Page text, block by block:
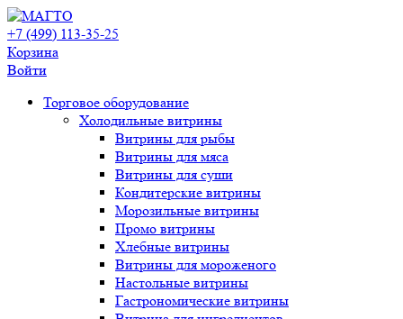
+7 (499) 113-35-25
Корзина
Войти
Свернуть/
развернуть
Торговое оборудованиe
Холодильные витрины
Витрины для рыбы
Витрины для мяса
Витрины для суши
Кондитерские витрины
Морозильные витрины
Промо витрины
Хлебные витрины
Витрины для мороженого
Настольные витрины
Гастрономические витрины